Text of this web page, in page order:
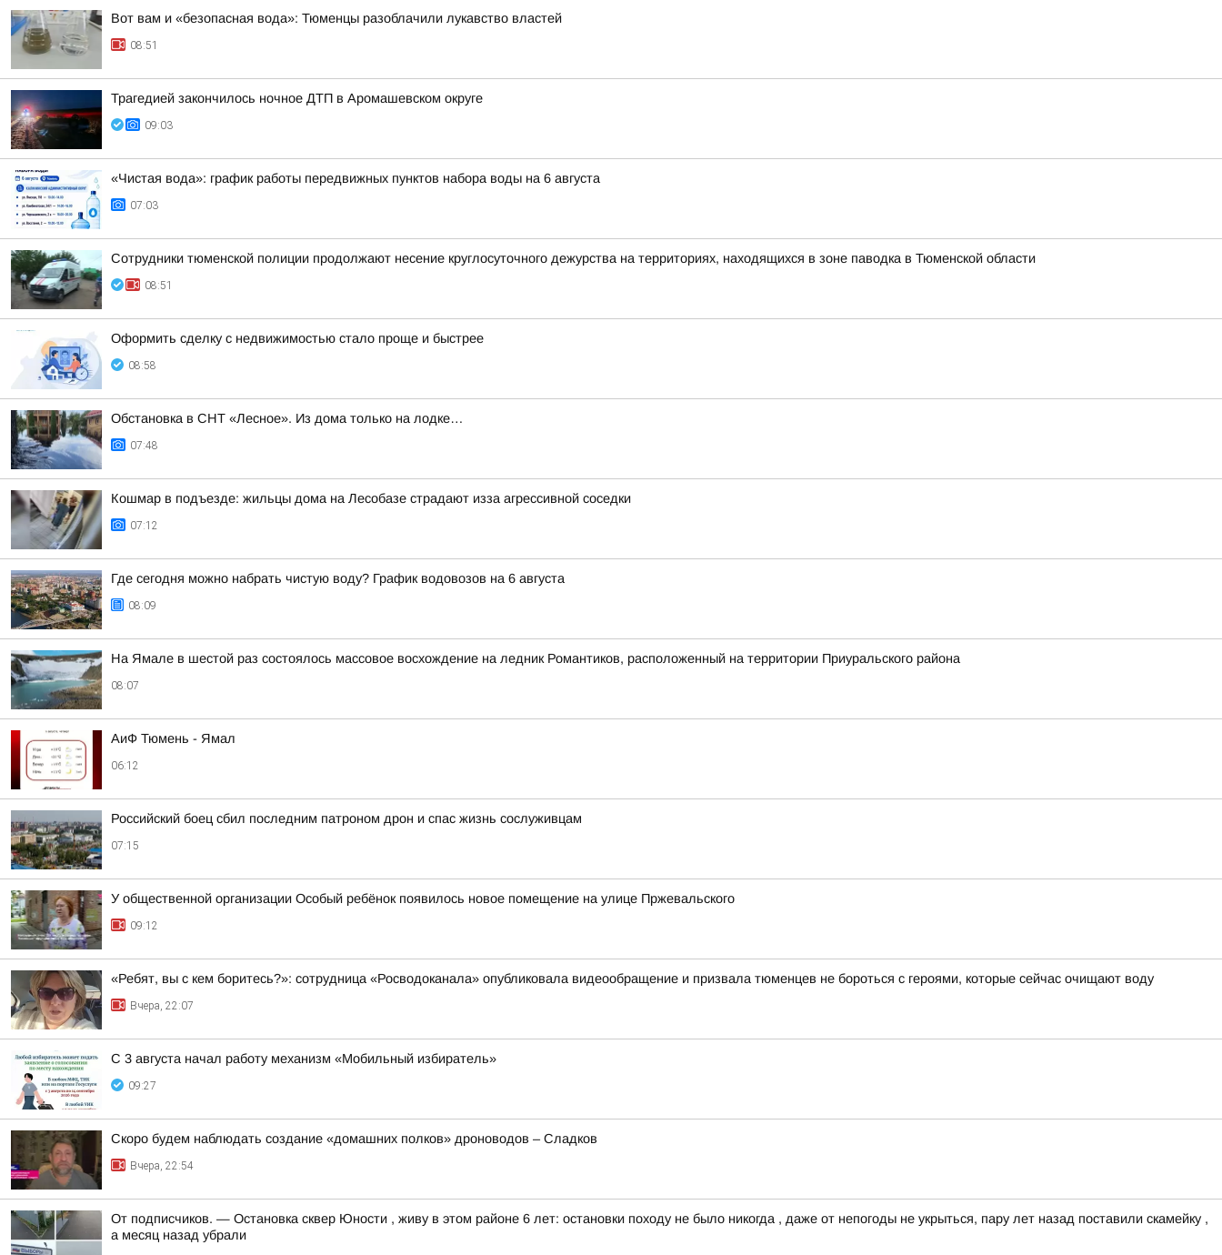
Вот вам и «безопасная вода»: Тюменцы разоблачили лукавство властей
08:51
Трагедией закончилось ночное ДТП в Аромашевском округе
09:03
«Чистая вода»: график работы передвижных пунктов набора воды на 6 августа
07:03
Сотрудники тюменской полиции продолжают несение круглосуточного дежурства на территориях, находящихся в зоне паводка в Тюменской области
08:51
Оформить сделку с недвижимостью стало проще и быстрее
08:58
Обстановка в СНТ «Лесное». Из дома только на лодке…
07:48
Кошмар в подъезде: жильцы дома на Лесобазе страдают изза агрессивной соседки
07:12
Где сегодня можно набрать чистую воду? График водовозов на 6 августа
08:09
На Ямале в шестой раз состоялось массовое восхождение на ледник Романтиков, расположенный на территории Приуральского района
08:07
АиФ Тюмень - Ямал
06:12
Российский боец сбил последним патроном дрон и спас жизнь сослуживцам
07:15
У общественной организации Особый ребёнок появилось новое помещение на улице Пржевальского
09:12
«Ребят, вы с кем боритесь?»: сотрудница «Росводоканала» опубликовала видеообращение и призвала тюменцев не бороться с героями, которые сейчас очищают воду
Вчера, 22:07
С 3 августа начал работу механизм «Мобильный избиратель»
09:27
Скоро будем наблюдать создание «домашних полков» дроноводов – Сладков
Вчера, 22:54
От подписчиков. — Остановка сквер Юности , живу в этом районе 6 лет: остановки походу не было никогда , даже от непогоды не укрыться, пару лет назад поставили скамейку ,
а месяц назад убрали